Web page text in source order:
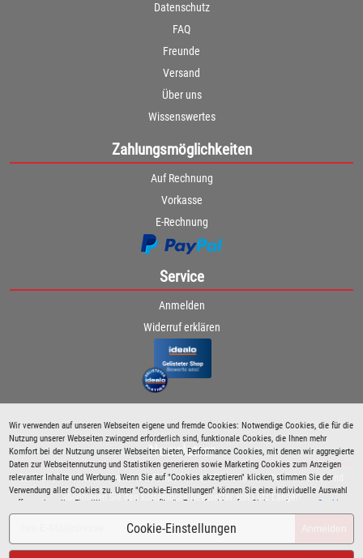
Wir verwenden auf unseren Webseiten eigene und fremde Cookies: Notwendige Cookies, die für die
Nutzung unserer Webseiten zwingend erforderlich sind, funktionale Cookies, die Ihnen mehr
Komfort bei der Nutzung unserer Webseiten bieten, Performance Cookies, mit denen wir aggregierte
Daten zur Webseitennutzung und Statistiken generieren sowie Marketing Cookies zum Anzeigen
relevanter Inhalte und Werbung. Wenn Sie auf "Cookies akzeptieren" klicken, stimmen Sie der
Verwendung aller Cookies zu. Unter "Cookie-Einstellungen" können Sie eine individuelle Auswahl
treffen und erteilte Einwilligungen jederzeit für die Zukunft widerrufen. Siehe auch unsere Cookie
Richtlinie.
Cookie-Einstellungen
Datenschutz
FAQ
Freunde
Versand
Über uns
Wissenswertes
Zahlungsmöglichkeiten
Auf Rechnung
Vorkasse
E-Rechnung
Service
Anmelden
Widerruf erklären
Newsletter
Bleiben Sie immer über spezielle Aktionen sowie Produktneuheiten informiert und
abonnieren Sie den kostenlosen Newsletter von Lutz Langer!